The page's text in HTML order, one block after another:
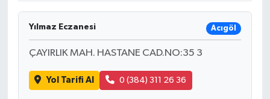
Yılmaz Eczanesi Acıgöl
ÇAYIRLIK MAH. HASTANE CAD.NO:35 3
Yol Tarifi Al 0 (384) 311 26 36
Çevre
Kültür ve Sanat
Sivil Toplum